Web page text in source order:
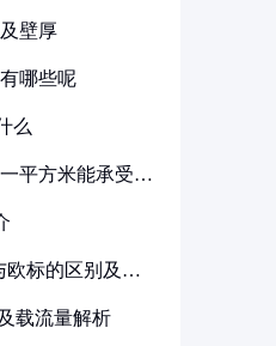
壁厚
哪些呢
么
平方米能承受多
欧标的区别及其
载流量解析